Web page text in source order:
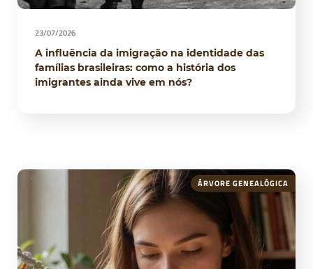
23/07/2026
A influência da imigração na identidade das
famílias brasileiras: como a história dos
imigrantes ainda vive em nós?
ÁRVORE GENEALÓGICA